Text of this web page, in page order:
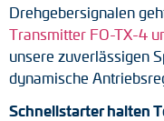
Handmessgeräte
Kabelschutz
Kupplungen
Drehgebersignalen
Transmitter FO-TX-4
unsere zuverlässigen
dynamische
Schnellstarter halten